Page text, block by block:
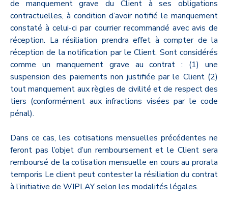
de manquement grave du Client à ses obligations
contractuelles, à condition d’avoir notifié le manquement
constaté à celui-ci par courrier recommandé avec avis de
réception. La résiliation prendra effet à compter de la
réception de la notification par le Client. Sont considérés
comme un manquement grave au contrat : (1) une
suspension des paiements non justifiée par le Client (2)
tout manquement aux règles de civilité et de respect des
tiers (conformément aux infractions visées par le code
pénal).
Dans ce cas, les cotisations mensuelles précédentes ne
feront pas l’objet d’un remboursement et le Client sera
remboursé de la cotisation mensuelle en cours au prorata
temporis Le client peut contester la résiliation du contrat
à l’initiative de WIPLAY selon les modalités légales.